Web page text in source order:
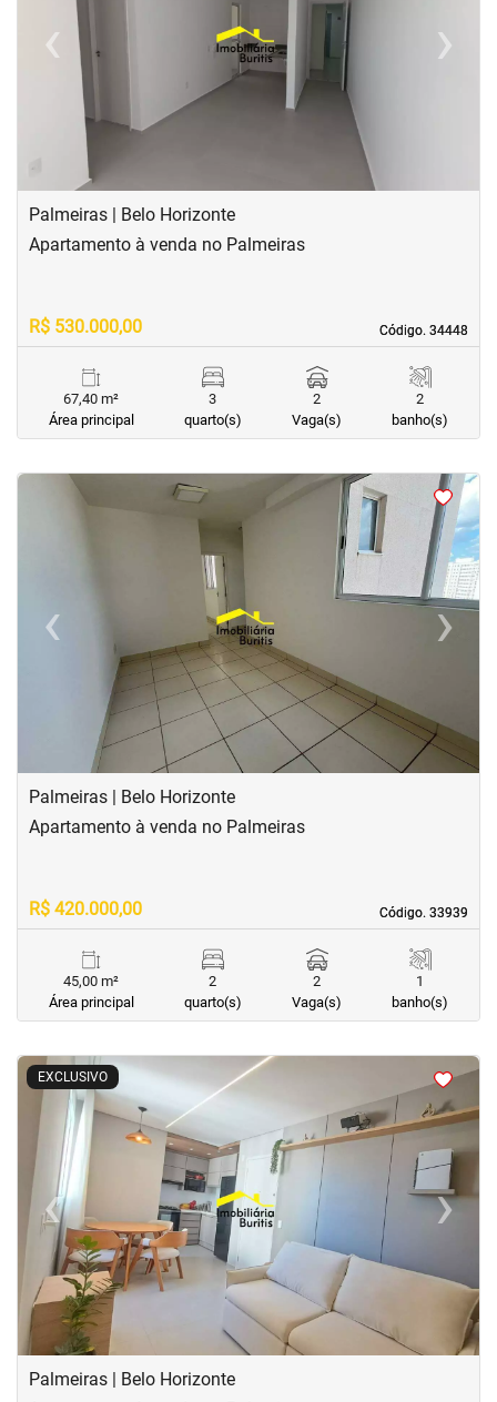
‹Previous ›Next
Palmeiras | Belo Horizonte
Código. 34448
Código. 34448
Apartamento à venda no Palmeiras
R$ 530.000,00
67,40 m²
Área principal
3
quarto(s)
2
Vaga(s)
2
banho(s)
‹Previous ›Next
Palmeiras | Belo Horizonte
Código. 33939
Código. 33939
Apartamento à venda no Palmeiras
R$ 420.000,00
45,00 m²
Área principal
2
quarto(s)
2
Vaga(s)
1
banho(s)
EXCLUSIVO
< <<<
‹Previous ›Next
Palmeiras | Belo Horizonte